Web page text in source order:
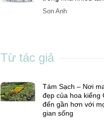
Son Anh
Từ tác giả
Tám Sạch – Nơi
đẹp của hoa kiểng
đến gần hơn với
gian sống